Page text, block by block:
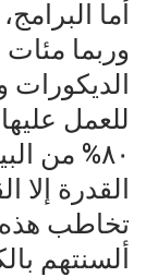
أما
وربما
الديكورات
للعمل
٨٠% من
القدرة إلا
تخاطب هذه
ألسنتهم